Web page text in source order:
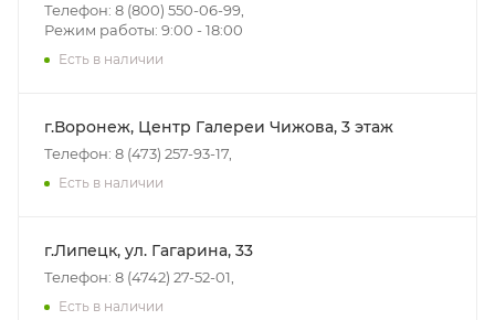
Телефон: 8 (800) 550-06-99,
Режим работы: 9:00 - 18:00
Есть в наличии
г.Воронеж, Центр Галереи Чижова, 3 этаж
Телефон: 8 (473) 257-93-17,
Есть в наличии
г.Липецк, ул. Гагарина, 33
Телефон: 8 (4742) 27-52-01,
Есть в наличии